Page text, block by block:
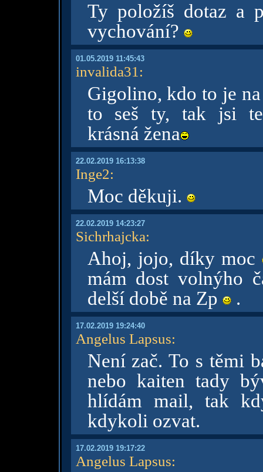
Ty položíš dotaz a
vychování?
01.05.2019 11:45:43
invalida31 :
Gigolino, kdo to je
to seš ty, tak jsi
krásná žena
22.02.2019 16:13:38
Inge2:
Moc děkuji.
22.02.2019 14:23:27
Sichrhajcka:
Ahoj, jojo, díky moc
mám dost volnýho
delší době na Zp
.
17.02.2019 19:24:40
Angelus Lapsus:
Není zač. To s těmi
nebo kaiten tady
hlídám mail, tak
kdykoli ozvat.
17.02.2019 19:17:22
Angelus Lapsus: